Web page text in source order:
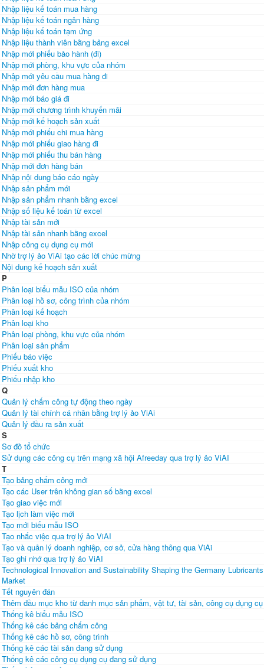
Nhập liệu kế toán mua hàng
Nhập liệu kế toán ngân hàng
Nhập liệu kế toán tạm ứng
Nhập liệu thành viên bằng bảng excel
Nhập mới phiếu bảo hành (đi)
Nhập mới phòng, khu vực của nhóm
Nhập mới yêu cầu mua hàng đi
Nhập mới đơn hàng mua
Nhập mới báo giá đi
Nhập mới chương trình khuyến mãi
Nhập mới kế hoạch sản xuất
Nhập mới phiếu chi mua hàng
Nhập mới phiếu giao hàng đi
Nhập mới phiếu thu bán hàng
Nhập mới đơn hàng bán
Nhập nội dung báo cáo ngày
Nhập sản phẩm mới
Nhập sản phẩm nhanh bằng excel
Nhập số liệu kế toán từ excel
Nhập tài sản mới
Nhập tài sản nhanh bằng excel
Nhập công cụ dụng cụ mới
Nhờ trợ lý ảo ViAi tạo các lời chúc mừng
Nội dung kế hoạch sản xuất
P
Phân loại biểu mẫu ISO của nhóm
Phân loại hồ sơ, công trình của nhóm
Phân loại kế hoạch
Phân loại kho
Phân loại phòng, khu vực của nhóm
Phân loại sản phẩm
Phiếu báo việc
Phiếu xuất kho
Phiếu nhập kho
Q
Quản lý chấm công tự động theo ngày
Quản lý tài chính cá nhân bằng trợ lý ảo ViAi
Quản lý đầu ra sản xuất
S
Sơ đồ tổ chức
Sử dụng các công cụ trên mạng xã hội Afreeday qua trợ lý ảo ViAI
T
Tạo bảng chấm công mới
Tạo các User trên không gian số bằng excel
Tạo giao việc mới
Tạo lịch làm việc mới
Tạo mới biểu mẫu ISO
Tạo nhắc việc qua trợ lý ảo ViAI
Tạo và quản lý doanh nghiệp, cơ sở, cửa hàng thông qua ViAi
Tạo ghi nhớ qua trợ lý ảo ViAI
Technological Innovation and Sustainability Shaping the Germany Lubricants
Market
Tết nguyên đán
Thêm đầu mục kho từ danh mục sản phẩm, vật tư, tài sản, công cụ dụng cụ
Thống kê biểu mẫu ISO
Thống kê các bảng chấm công
Thống kê các hồ sơ, công trình
Thống kê các tài sản đang sử dụng
Thống kê các công cụ dụng cụ đang sử dụng